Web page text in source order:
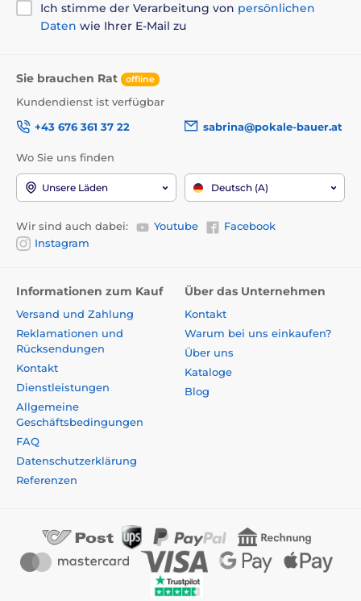
Ich stimme der Verarbeitung von persönlichen
Daten wie Ihrer E-Mail zu
Sie brauchen Rat offline
Kundendienst ist verfügbar
+43 676 361 37 22
sabrina@pokale-bauer.at
Wo Sie uns finden
Unsere Läden Deutsch (A)
Wir sind auch dabei: Youtube
Facebook
Instagram
Informationen zum Kauf
Versand und Zahlung
Reklamationen und
Rücksendungen
Kontakt
Dienstleistungen
Allgemeine
Geschäftsbedingungen
FAQ
Datenschutzerklärung
Referenzen
Über das Unternehmen
Kontakt
Warum bei uns einkaufen?
Über uns
Kataloge
Blog